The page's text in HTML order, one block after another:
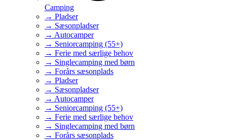
Camping
→ Pladser
→ Sæsonpladser
→ Autocamper
→ Seniorcamping (55+)
→ Ferie med særlige behov
→ Singlecamping med børn
→ Forårs sæsonplads
→ Pladser
→ Sæsonpladser
→ Autocamper
→ Seniorcamping (55+)
→ Ferie med særlige behov
→ Singlecamping med børn
→ Forårs sæsonplads